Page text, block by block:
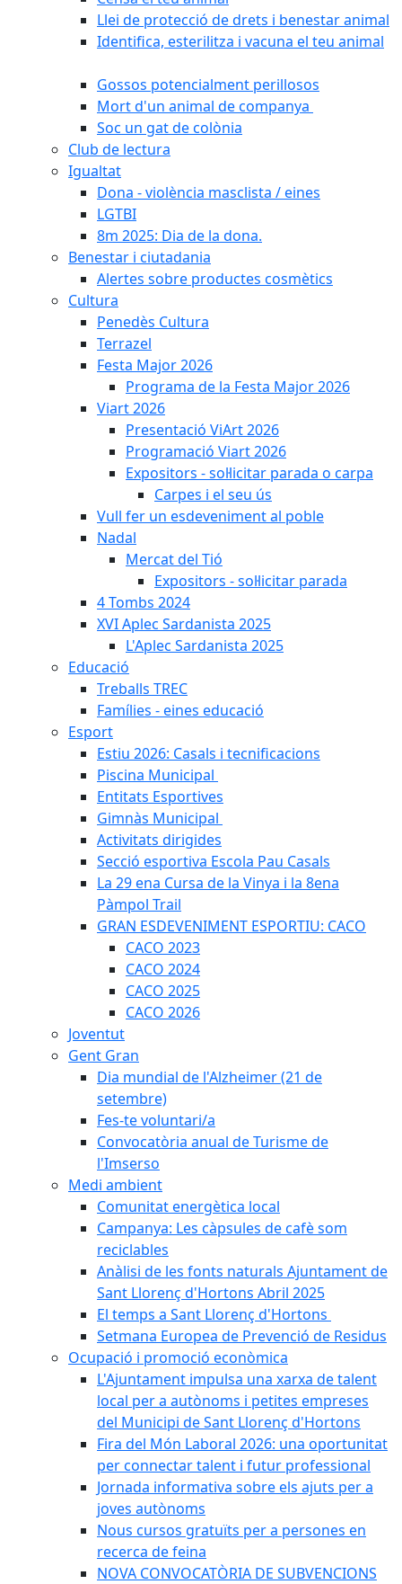
Llei de protecció de drets i benestar animal
Identifica, esterilitza i vacuna el teu animal
Gossos potencialment perillosos
Mort d'un animal de companya
Soc un gat de colònia
Club de lectura
Igualtat
Dona - violència masclista / eines
LGTBI
8m 2025: Dia de la dona.
Benestar i ciutadania
Alertes sobre productes cosmètics
Cultura
Penedès Cultura
Terrazel
Festa Major 2026
Programa de la Festa Major 2026
Viart 2026
Presentació ViArt 2026
Programació Viart 2026
Expositors - sol·licitar parada o carpa
Carpes i el seu ús
Vull fer un esdeveniment al poble
Nadal
Mercat del Tió
Expositors - sol·licitar parada
4 Tombs 2024
XVI Aplec Sardanista 2025
L'Aplec Sardanista 2025
Educació
Treballs TREC
Famílies - eines educació
Esport
Estiu 2026: Casals i tecnificacions
Piscina Municipal
Entitats Esportives
Gimnàs Municipal
Activitats dirigides
Secció esportiva Escola Pau Casals
La 29 ena Cursa de la Vinya i la 8ena
Pàmpol Trail
GRAN ESDEVENIMENT ESPORTIU: CACO
CACO 2023
CACO 2024
CACO 2025
CACO 2026
Joventut
Gent Gran
Dia mundial de l'Alzheimer (21 de
setembre)
Fes-te voluntari/a
Convocatòria anual de Turisme de
l'Imserso
Medi ambient
Comunitat energètica local
Campanya: Les càpsules de cafè som
reciclables
Anàlisi de les fonts naturals Ajuntament de
Sant Llorenç d'Hortons Abril 2025
El temps a Sant Llorenç d'Hortons
Setmana Europea de Prevenció de Residus
Ocupació i promoció econòmica
L'Ajuntament impulsa una xarxa de talent
local per a autònoms i petites empreses
del Municipi de Sant Llorenç d'Hortons
Fira del Món Laboral 2026: una oportunitat
per connectar talent i futur professional
Jornada informativa sobre els ajuts per a
joves autònoms
Nous cursos gratuïts per a persones en
recerca de feina
NOVA CONVOCATÒRIA DE SUBVENCIONS